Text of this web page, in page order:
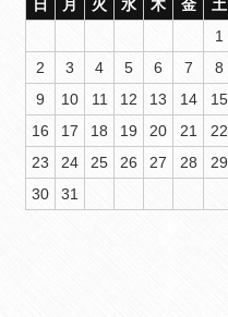
日
月 火 水 木 金
土
1
2
3 4 5 6 7
8
9
10 11 12 13 14
15
16
17 18 19 20 21
22
23
24 25 26 27 28
29
30
31